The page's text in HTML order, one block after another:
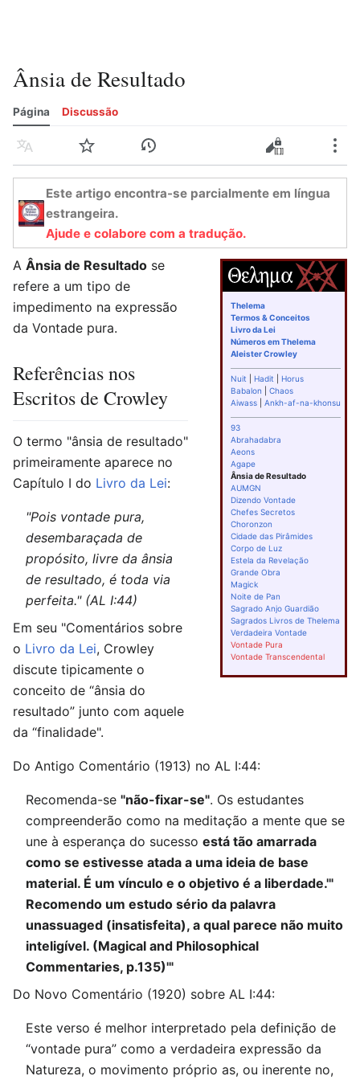
Ânsia de Resultado
Página Discussão
Idioma Vigiar Histórico Editar código-fonte
Este artigo encontra-se parcialmente em língua
estrangeira.
Ajude e colabore com a tradução.
Thelema
Termos & Conceitos
Livro da Lei
Números em Thelema
Aleister Crowley
Nuit Hadit
Horus
Babalon
Chaos
Aiwass
Ankh-af-na-khonsu
93
Abrahadabra
Aeons
Agape
Ânsia de Resultado
AUMGN
Dizendo Vontade
Chefes Secretos
Choronzon
Cidade das Pirâmides
Corpo de Luz
Estela da Revelação
Grande Obra
Magick
Noite de Pan
Sagrado Anjo Guardião
Sagrados Livros de Thelema
Verdadeira Vontade
Vontade Pura
Vontade Transcendental
A Ânsia de Resultado se
refere a um tipo de
impedimento na expressão
da Vontade pura.
Referências nos
Escritos de Crowley
O termo "ânsia de resultado"
primeiramente aparece no
Capítulo I do Livro da Lei:
"Pois vontade pura,
desembaraçada de
propósito, livre da ânsia
de resultado, é toda via
perfeita." (AL I:44)
Em seu "Comentários sobre
o Livro da Lei, Crowley
discute tipicamente o
conceito de “ânsia do
resultado” junto com aquele
da “finalidade".
Do Antigo Comentário (1913) no AL I:44:
Recomenda-se "não-fixar-se". Os estudantes
compreenderão como na meditação a mente que se
une à esperança do sucesso está tão amarrada
como se estivesse atada a uma ideia de base
material. É um vínculo e o objetivo é a liberdade.'"
Recomendo um estudo sério da palavra
unassuaged (insatisfeita), a qual parece não muito
inteligível. (Magical and Philosophical
Commentaries, p.135)'"
Do Novo Comentário (1920) sobre AL I:44:
Este verso é melhor interpretado pela definição de
“vontade pura” como a verdadeira expressão da
Natureza, o movimento próprio as, ou inerente no,